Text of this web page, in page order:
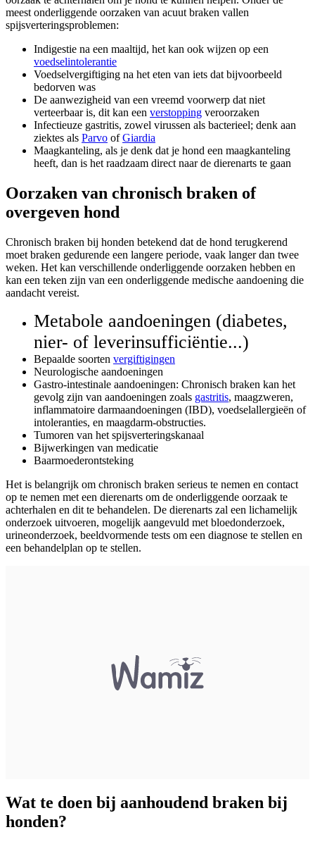
meest onderliggende oorzaken van acuut braken vallen
spijsverteringsproblemen:
Indigestie na een maaltijd, het kan ook wijzen op een
voedselintolerantie
Voedselvergiftiging na het eten van iets dat bijvoorbeeld
bedorven was
De aanwezigheid van een vreemd voorwerp dat niet
verteerbaar is, dit kan een verstopping veroorzaken
Infectieuze gastritis, zowel virussen als bacterieel; denk aan
ziektes als Parvo ofGiardia
Maagkanteling, als je denk dat je hond een maagkanteling
heeft, dan is het raadzaam direct naar de dierenarts te gaan
Oorzaken van chronisch braken of
overgeven hond
Chronisch braken bij honden betekend dat de hond terugkerend
moet braken gedurende een langere periode, vaak langer dan twee
weken. Het kan verschillende onderliggende oorzaken hebben en
kan een teken zijn van een onderliggende medische aandoening die
aandacht vereist.
Metabole aandoeningen (diabetes,
nier- of leverinsufficiëntie...)
Bepaalde soorten vergiftigingen
Neurologische aandoeningen
Gastro-intestinale aandoeningen: Chronisch braken kan het
gevolg zijn van aandoeningen zoals gastritis, maagzweren,
inflammatoire darmaandoeningen (IBD), voedselallergieën of
intoleranties, en maagdarm-obstructies.
Tumoren van het spijsverteringskanaal
Bijwerkingen van medicatie
Baarmoederontsteking
Het is belangrijk om chronisch braken serieus te nemen en contact
op te nemen met een dierenarts om de onderliggende oorzaak te
achterhalen en dit te behandelen. De dierenarts zal een lichamelijk
onderzoek uitvoeren, mogelijk aangevuld met bloedonderzoek,
urineonderzoek, beeldvormende tests om een diagnose te stellen en
een behandelplan op te stellen.
Wat te doen bij aanhoudend braken bij
honden?